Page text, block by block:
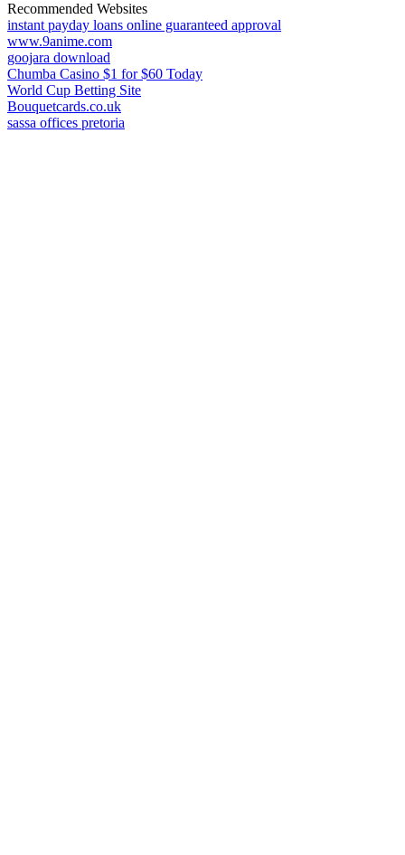
Recommended Websites
instant payday loans online guaranteed approval
www.9anime.com
goojara download
Chumba Casino $1 for $60 Today
World Cup Betting Site
Bouquetcards.co.uk
sassa offices pretoria